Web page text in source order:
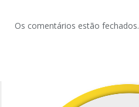
Os comentários estão fechados.